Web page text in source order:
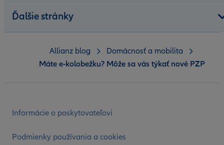
Ďalšie stránky
Informácie o poskytovateľovi
Podmienky používania a cookies
Allianz blog
Domácnosť a mobilita
Máte e-kolobežku? Môže sa vás týkať nové PZP